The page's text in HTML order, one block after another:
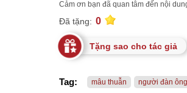
Cảm ơn bạn đã quan tâm đến nội
Đã tặng: 0
Tặng sao cho tác giả
Tag: mâu thuẫn người đàn ông